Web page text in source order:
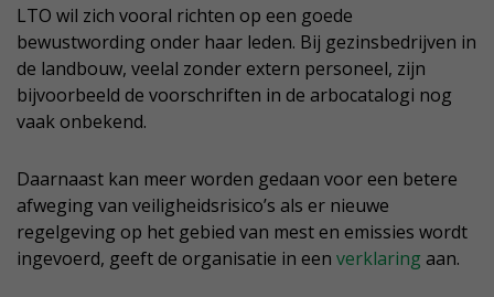
LTO wil zich vooral richten op een goede
bewustwording onder haar leden. Bij gezinsbedrijven in
de landbouw, veelal zonder extern personeel, zijn
bijvoorbeeld de voorschriften in de arbocatalogi nog
vaak onbekend.
Daarnaast kan meer worden gedaan voor een betere
afweging van veiligheidsrisico’s als er nieuwe
regelgeving op het gebied van mest en emissies wordt
ingevoerd, geeft de organisatie in een verklaring aan.